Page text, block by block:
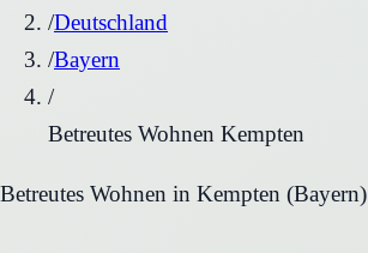
/Deutschland
/Bayern
/
Betreutes Wohnen Kempten
Betreutes Wohnen in Kempten (Bayern)